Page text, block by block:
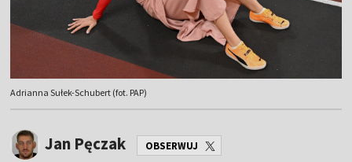
Adrianna Sułek-Schubert (fot. PAP)
Jan Pęczak OBSERWUJ